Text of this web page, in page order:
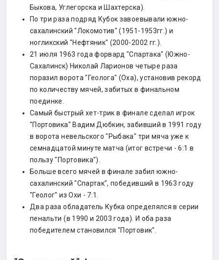
Быкова, Углегорска и Шахтерска).
По три раза подряд Кубок завоевывали южно-
сахалинский "Локомотив" (1951-1953гг.) и
ногликский "Нефтяник" (2000-2002 гг.).
21 июля 1963 года форвард "Спартака" (Южно-
Сахалинск) Николай Ларионов четыре раза
поразил ворота "Геолога" (Оха), установив рекорд
по количеству мячей, забитых в финальном
поединке.
Самый быстрый хет-трик в финале сделал игрок
"Портовика" Вадим Дюбкин, забивший в 1991 году
в ворота невельского "Рыбака" три мяча уже к
семнадцатой минуте матча (итог встречи - 6:1 в
пользу "Портовика").
Больше всего мячей в финале забил южно-
сахалинский "Спартак", победивший в 1963 году
"Геолог" из Охи - 7:1.
Два раза обладатель Кубка определялся в серии
пенальти (в 1990 и 2003 года). И оба раза
победителем становился "Портовик".